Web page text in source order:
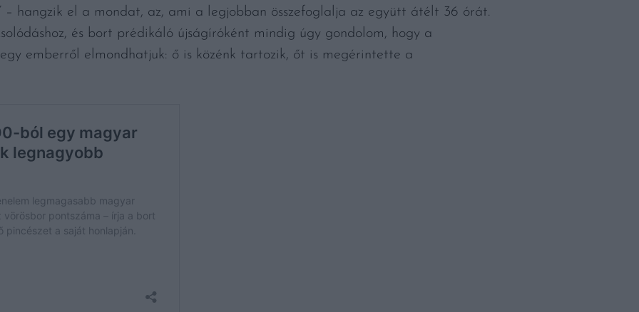
– hangzik el a mondat, az, ami a legjobban összefoglalja az együtt átélt 36 órát.
és bort prédikáló újságíróként mindig úgy gondolom, hogy a
emberről elmondhatjuk: ő is közénk tartozik, őt is megérintette a